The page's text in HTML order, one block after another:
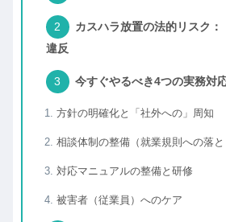
カスハラ放置の法的リスク：
違反
今すぐやるべき4つの実務対
方針の明確化と「社外への」周知
相談体制の整備（就業規則への落と
対応マニュアルの整備と研修
被害者（従業員）へのケア